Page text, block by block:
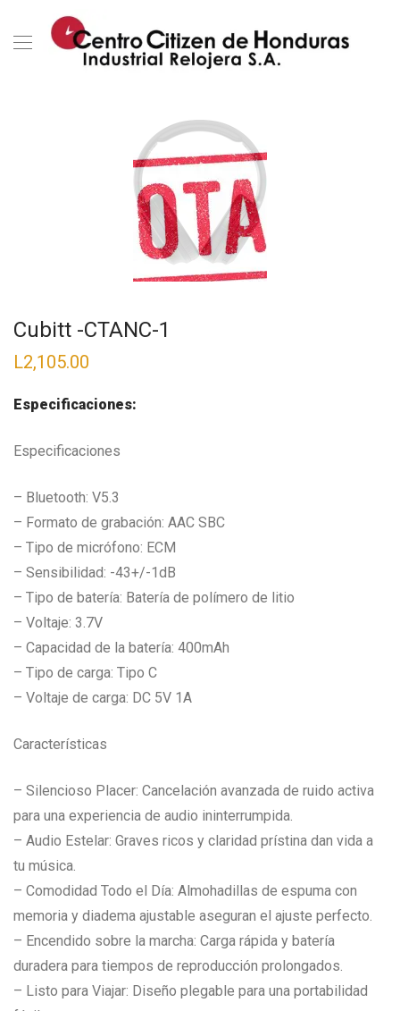
Cubitt -CTANC-1
L2,105.00
Especificaciones:
Especificaciones
– Bluetooth: V5.3
– Formato de grabación: AAC SBC
– Tipo de micrófono: ECM
– Sensibilidad: -43+/-1dB
– Tipo de batería: Batería de polímero de litio
– Voltaje: 3.7V
– Capacidad de la batería: 400mAh
– Tipo de carga: Tipo C
– Voltaje de carga: DC 5V 1A
Características
– Silencioso Placer: Cancelación avanzada de ruido activa
para una experiencia de audio ininterrumpida.
– Audio Estelar: Graves ricos y claridad prístina dan vida a
tu música.
– Comodidad Todo el Día: Almohadillas de espuma con
memoria y diadema ajustable aseguran el ajuste perfecto.
– Encendido sobre la marcha: Carga rápida y batería
duradera para tiempos de reproducción prolongados.
– Listo para Viajar: Diseño plegable para una portabilidad